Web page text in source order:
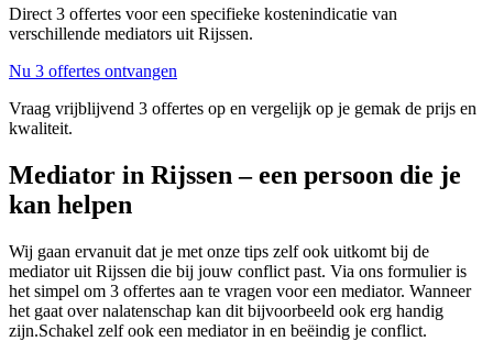
Direct 3 offertes voor een specifieke kostenindicatie van
verschillende mediators uit Rijssen.
Nu 3 offertes ontvangen
Vraag vrijblijvend 3 offertes op en vergelijk op je gemak de prijs en
kwaliteit.
Mediator in Rijssen – een persoon die je
kan helpen
Wij gaan ervanuit dat je met onze tips zelf ook uitkomt bij de
mediator uit Rijssen die bij jouw conflict past. Via ons formulier is
het simpel om 3 offertes aan te vragen voor een mediator. Wanneer
het gaat over nalatenschap kan dit bijvoorbeeld ook erg handig
zijn.Schakel zelf ook een mediator in en beëindig je conflict.